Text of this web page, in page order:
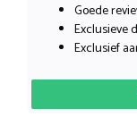
Goede
Exclusieve
Exclusief